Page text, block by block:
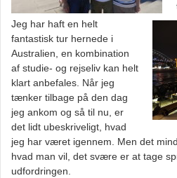
Jeg har haft en helt
fantastisk tur hernede i
Australien, en kombination
af studie- og rejseliv kan helt
klart anbefales. Når jeg
tænker tilbage på den dag
jeg ankom og så til nu, er
det lidt ubeskriveligt, hvad
jeg har været igennem. Men det
hvad man vil, det svære er at tage
udfordringen.